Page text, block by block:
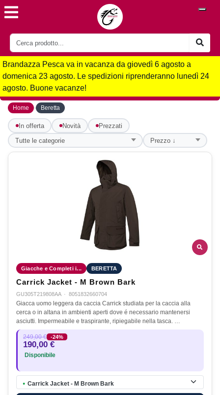
Brandazza Pesca va in vacanza da giovedì 6 agosto a
domenica 23 agosto. Le spedizioni riprenderanno lunedì 24
agosto. Buone vacanze!
Home › Beretta
In offerta Novità Prezzati
Giacche e Completi i... BERETTA
Carrick Jacket - M Brown Bark
GU305T219808AA · 8051832660704
Giacca uomo leggera da caccia Carrick studiata per la caccia alla
cerca o in altana in ambienti aperti dove é necessario mantenersi
asciutti. Impermeabile e traspirante, ripiegabile nella tasca. …
249,00 € -24%
190,00 €
Disponibile
● Carrick Jacket - M Brown Bark